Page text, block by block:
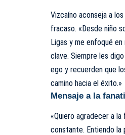
Vizcaíno aconseja a
fracaso. «Desde niño
Ligas y me enfoqué
clave. Siempre les
ego y recuerden que
camino hacia el éxito.»
Mensaje a la
«Quiero agradecer a
constante. Entiendo la